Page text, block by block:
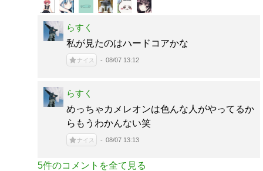
らすく
私が見たのはハードコアかな
ナイス 08/07 13:12
らすく
めっちゃカメレオンは色んな人がやってるか
らもうわかんない笑
ナイス 08/07 13:13
5件のコメントを全て見る